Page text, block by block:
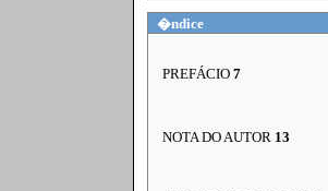
�ndice
PREFÁCIO 7
NOTA DO AUTOR 13